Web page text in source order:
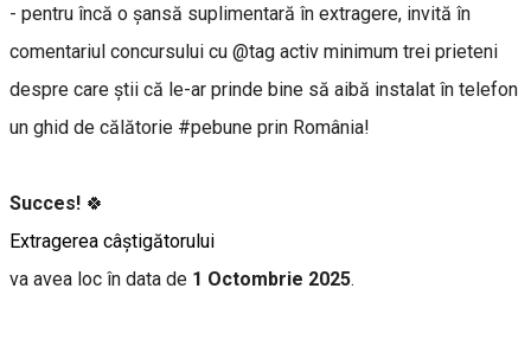
- pentru încă o șansă suplimentară în extragere, invită în
comentariul concursului cu @tag activ minimum trei prieteni
despre care știi că le-ar prinde bine să aibă instalat în telefon
un ghid de călătorie #pebune prin România!
Succes! 🍀
Extragerea câştigătorului
va avea loc în data de 1 Octombrie 2025.